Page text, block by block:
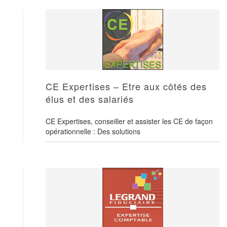
CE Expertises – Etre aux côtés des
élus et des salariés
CE Expertises, conseiller et assister les CE de façon
opérationnelle : Des solutions